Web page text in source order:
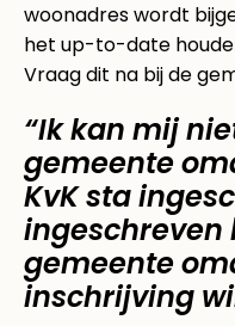
woonadres wordt
het up-to-date
Vraag dit na bij de
“Ik kan mij
gemeente
KvK sta
ingeschreven
gemeente
inschrijving